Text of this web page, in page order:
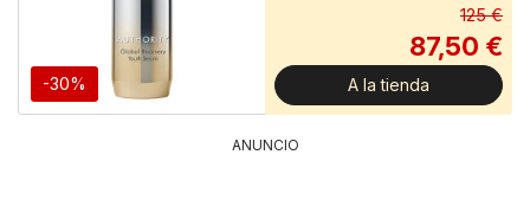
-30%
125 €
87,50 €
A la tienda
ANUNCIO